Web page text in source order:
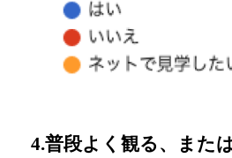
4.普段よく観る、また